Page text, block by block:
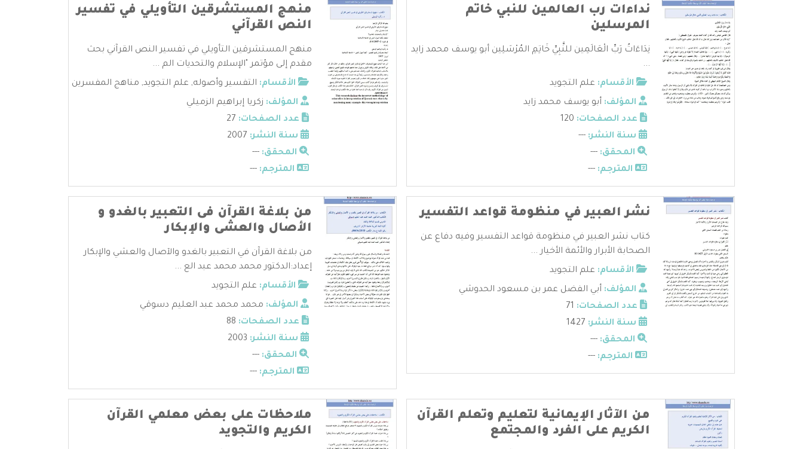
نداءات رب العالمين للنبي خاتم
المرسلين
نِدَاءَاتُ رَبِّ الْعَالَمِين للنَّبِيِّ خَاتِمِ المُرْسَلِين أبو يوسف محمد زايد
...
الأقسام: علم التجويد
المؤلف: أبو يوسف محمد زايد
عدد الصفحات:
سنة النشر: ---
المحقق: ---
المترجم: ---
منهج المستشرقين التأويلي في تفسير
النص القرآني
منهج المستشرقين التأويلي في تفسير النص القرآني بحث
مقدم إلى مؤتمر "الإسلام والتحديات الم ...
الأقسام: التفسير وأصوله, علم التجويد, مناهج المفسرين
المؤلف: زكريا إبراهيم الزميلي
عدد الصفحات:
سنة النشر:
المحقق: ---
المترجم: ---
نشر العبير في منظومة قواعد التفسير
كتاب نشر العبير في منظومة قواعد التفسير وفيه دفاع عن
الصحابة الأبرار والأئمة الأخيار ...
الأقسام: علم التجويد
المؤلف: أبي الفضل عمر بن مسعود الحدوشي
عدد الصفحات:
سنة النشر:
المحقق: ---
المترجم: ---
من بلاغة القرآن فى التعبير بالغدو و
الأصال والعشى والإبكار
من بلاغة القرآن في التعبير بالغدو والآصال والعشي والإبكار
إعداد:الدكتور محمد محمد عبد الع ...
الأقسام: علم التجويد
المؤلف: محمد محمد عبد العليم دسوقي
عدد الصفحات:
سنة النشر:
المحقق: ---
المترجم: ---
من الآثار الإيمانية لتعليم وتعلم القرآن
الكريم على الفرد والمجتمع
ملاحظات على بعض معلمي القرآن
الكريم والتجويد